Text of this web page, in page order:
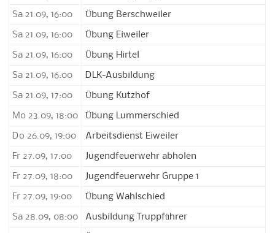
Sa 21.09, 16:00 Übung Berschweiler
Sa 21.09, 16:00 Übung Eiweiler
Sa 21.09, 16:00 Übung Hirtel
Sa 21.09, 16:00 DLK-Ausbildung
Sa 21.09, 17:00 Übung Kutzhof
Mo 23.09, 18:00 Übung Lummerschied
Do 26.09, 19:00 Arbeitsdienst Eiweiler
Fr 27.09, 17:00 Jugendfeuerwehr abholen
Fr 27.09, 18:00 Jugendfeuerwehr Gruppe 1
Fr 27.09, 19:00 Übung Wahlschied
Sa 28.09, 08:00 Ausbildung Truppführer